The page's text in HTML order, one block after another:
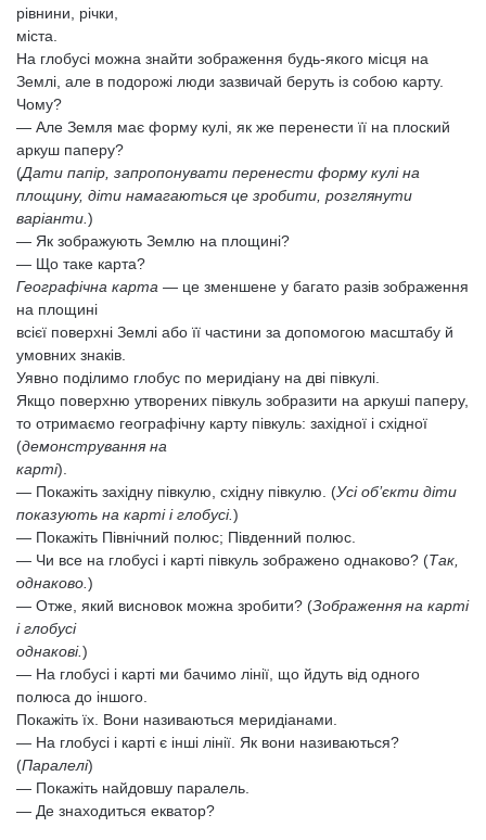
рівнини, річки,
міста.
На глобусі можна знайти зображення будь-якого місця на
Землі, але в подорожі люди зазвичай беруть із собою карту.
Чому?
— Але Земля має форму кулі, як же перенести її на плоский
аркуш паперу?
(Дати папір, запропонувати перенести форму кулі на
площину, діти намагаються це зробити, розглянути
варіанти. )
— Як зображують Землю на площині?
— Що таке карта?
Географічна карта — це зменшене у багато разів зображення
на площині
всієї поверхні Землі або її частини за допомогою масштабу й
умовних знаків.
Уявно поділимо глобус по меридіану на дві півкулі.
Якщо поверхню утворених півкуль зобразити на аркуші паперу,
то отримаємо географічну карту півкуль: західної і східної
(демонстрування на
карті).
— Покажіть західну півкулю, східну півкулю. (Усі об’єкти діти
показують на карті і глобусі.)
— Покажіть Північний полюс; Південний полюс.
— Чи все на глобусі і карті півкуль зображено однаково? (Так,
однаково. )
— Отже, який висновок можна зробити? (Зображення на карті
і глобусі
однакові.)
— На глобусі і карті ми бачимо лінії, що йдуть від одного
полюса до іншого.
Покажіть їх. Вони називаються меридіанами.
— На глобусі і карті є інші лінії. Як вони називаються?
(Паралелі)
— Покажіть найдовшу паралель.
— Де знаходиться екватор?